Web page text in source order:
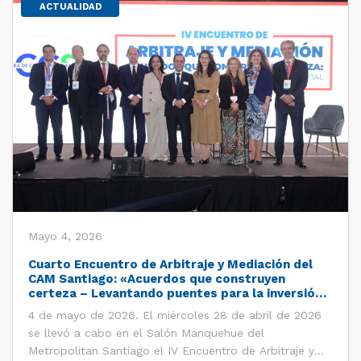
ACTUALIDAD
Mayo 4, 2026
Cuarto Encuentro de Arbitraje y Mediación del
CAM Santiago: «Acuerdos que construyen
certeza – Levantando puentes para la inversión
4 de mayo de 2026. El miércoles 28 de abril de 2026
se llevó a cabo en el Salón Manquehue del
Metropolitan Santiago el IV Encuentro de Arbitraje y